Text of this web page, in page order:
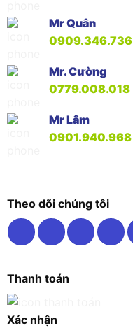
Mr Quân
0909.346.736
Mr. Cường
0779.008.018
Mr Lâm
0901.940.968
Theo dõi chúng tôi
Thanh toán
Xác nhận